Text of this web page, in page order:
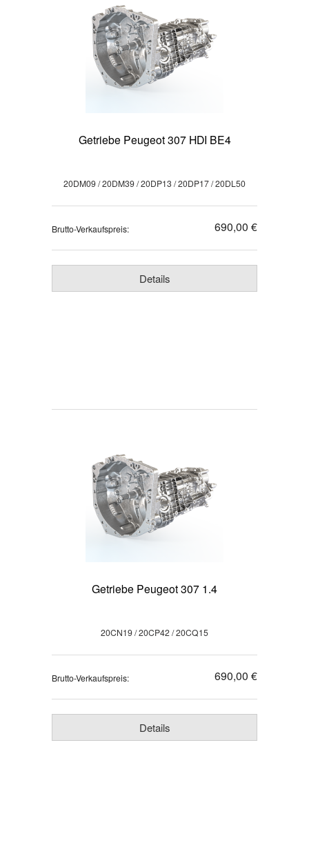
Getriebe Peugeot 307 HDI BE4
20DM09 / 20DM39 / 20DP13 / 20DP17 / 20DL50
Brutto-Verkaufspreis: 690,00 €
Details
Getriebe Peugeot 307 1.4
20CN19 / 20CP42 / 20CQ15
Brutto-Verkaufspreis: 690,00 €
Details